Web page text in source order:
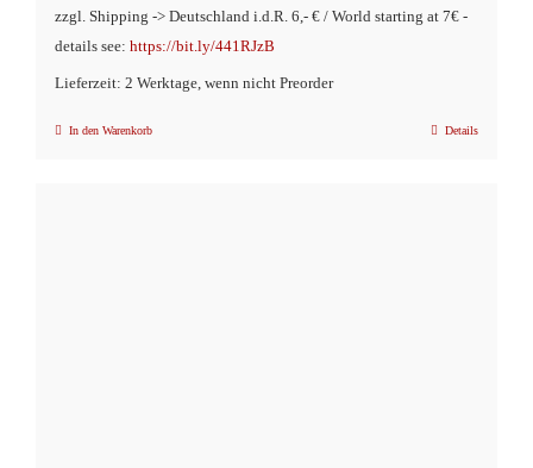
zzgl. Shipping -> Deutschland i.d.R. 6,- € / World starting at 7€ -
details see: https://bit.ly/441RJzB
Lieferzeit: 2 Werktage, wenn nicht Preorder
In den Warenkorb Details